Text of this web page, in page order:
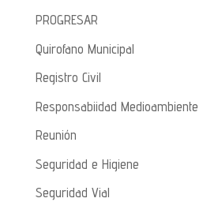
PROGRESAR
Quirofano Municipal
Registro Civil
Responsabiidad Medioambiente
Reunión
Seguridad e Higiene
Seguridad Vial